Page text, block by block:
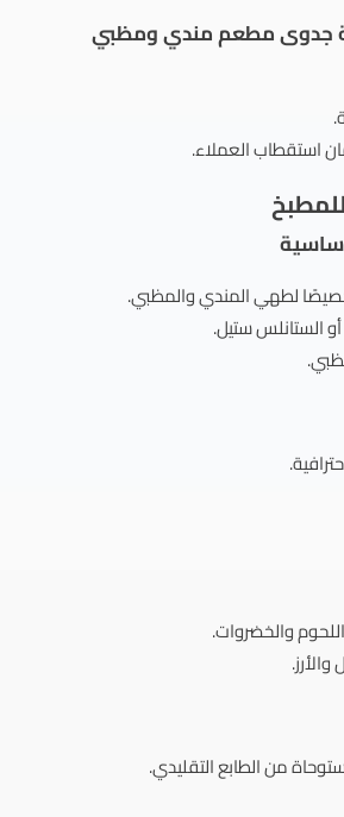
جدوى مطعم مندي ومظبي
استقطاب العملاء.
لطهي المندي والمظبي.
الستانلس ستيل.
والخضروات.
من الطابع التقليدي.